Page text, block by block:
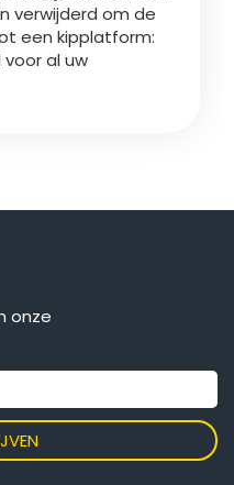
verwijderd om de
een kipplatform:
al uw
onze